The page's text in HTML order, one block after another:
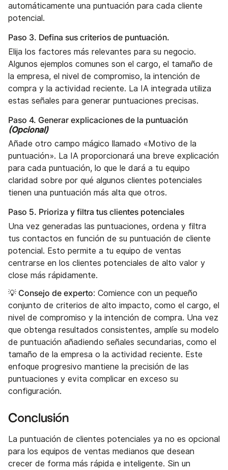
automáticamente una puntuación para cada cliente
potencial.
Paso 3. Defina sus criterios de puntuación.
Elija los factores más relevantes para su negocio.
Algunos ejemplos comunes son el cargo, el tamaño de
la empresa, el nivel de compromiso, la intención de
compra y la actividad reciente. La IA integrada utiliza
estas señales para generar puntuaciones precisas.
Paso 4. Generar explicaciones de la puntuación
(Opcional)
Añade otro campo mágico llamado «Motivo de la
puntuación». La IA proporcionará una breve explicación
para cada puntuación, lo que le dará a tu equipo
claridad sobre por qué algunos clientes potenciales
tienen una puntuación más alta que otros.
Paso 5. Prioriza y filtra tus clientes potenciales
Una vez generadas las puntuaciones, ordena y filtra
tus contactos en función de su puntuación de cliente
potencial. Esto permite a tu equipo de ventas
centrarse en los clientes potenciales de alto valor y
close más rápidamente.
💡 Consejo de experto: Comience con un pequeño
conjunto de criterios de alto impacto, como el cargo, el
nivel de compromiso y la intención de compra. Una vez
que obtenga resultados consistentes, amplíe su modelo
de puntuación añadiendo señales secundarias, como el
tamaño de la empresa o la actividad reciente. Este
enfoque progresivo mantiene la precisión de las
puntuaciones y evita complicar en exceso su
configuración.
Conclusión
La puntuación de clientes potenciales ya no es opcional
para los equipos de ventas medianos que desean
crecer de forma más rápida e inteligente. Sin un